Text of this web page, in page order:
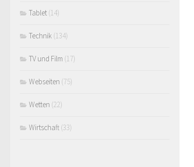
Tablet (14)
Technik (134)
TV und Film (17)
Webseiten (75)
Wetten (22)
Wirtschaft (33)